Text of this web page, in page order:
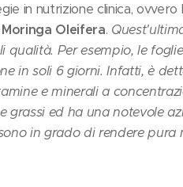
in nutrizione clinica, ovvero
Moringa Oleifera.
Per esempio, le
in soli 6 giorni. Infatti, è
e minerali a
ed ha una notevole
in grado di rendere